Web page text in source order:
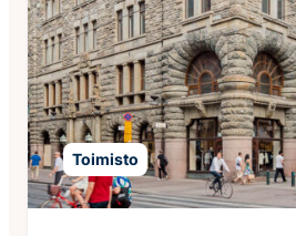
Toimisto